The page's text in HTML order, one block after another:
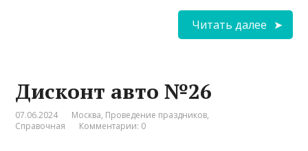
Читать далее
Дисконт авто №26
07.06.2024 Москва, Проведение праздников,
Справочная
Комментарии: 0